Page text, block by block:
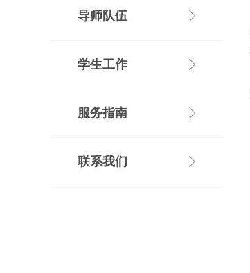
导师队伍
学生工作
服务指南
联系我们